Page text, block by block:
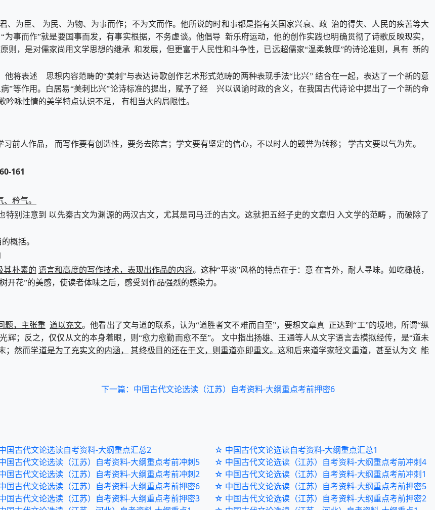
、为臣、 为民、为物、为事而作；不为文而作。他所说的时和事都是指有关国家兴衰、政 治的得失、人民的疾苦等大
事而作”就是要国事而发，有事实根据，不务虚谈。他倡导 新乐府运动，他的创作实践也明确贯彻了诗歌反映现实，
则，是对儒家尚用文学思想的继承 和发展，但更富于人民性和斗争性，已远超儒家“温柔敦厚”的诗论准则，具有 新的
他将表述 思想内容范畴的“美刺”与表达诗歌创作艺术形式范畴的两种表现手法“比兴” 结合在一起，表达了一个新的意
”等作用。白居易“美刺比兴”论诗标准的提出，赋予了经 兴以讽谕时政的含义，在我国古代诗论中提出了一个新的命
咏性情的美学特点认识不足， 有相当大的局限性。
前人作品， 而写作要有创造性，要务去陈言；学文要有坚定的信心，不以时人的毁誉为转移； 学古文要以气为先。
161
矜气。
特别注意到 以先秦古文为渊源的两汉古文，尤其是司马迁的古文。这就把五经子史的文章归 入文学的范畴 ，而破除了
概括。
其朴素的 语言和高度的写作技术，表现出作品的内容。这种“平淡”风格的特点在于：意 在言外，耐人寻味。如吃橄榄，
花”的美感，使读者体味之后，感受到作品强烈的感染力。
题，主张重 道以充文。他看出了文与道的联系，认为“道胜者文不难而自至”，要想文章真 正达到“工”的境地，所谓“纵
；反之，仅仅从文的本身着眼，则“愈力愈勤而愈不至”。 文中指出扬雄、王通等人从文字语言去模拟经传，是“道未
；然而学道是为了充实文的内涵， 其终极目的还在于文，则重道亦即重文。这和后来道学家轻文重道，甚至认为文 能
下一篇：中国古代文论选读（江苏）自考资料-大纲重点考前押密6
国古代文论选读自考资料-大纲重点汇总2
☆ 中国古代文论选读自考资料-大纲重点汇总1
国古代文论选读（江苏）自考资料-大纲重点考前冲刺5
☆ 中国古代文论选读（江苏）自考资料-大纲重点考前冲刺4
国古代文论选读（江苏）自考资料-大纲重点考前冲刺2
☆ 中国古代文论选读（江苏）自考资料-大纲重点考前冲刺1
国古代文论选读（江苏）自考资料-大纲重点考前押密6
☆ 中国古代文论选读（江苏）自考资料-大纲重点考前押密5
国古代文论选读（江苏）自考资料-大纲重点考前押密3
☆ 中国古代文论选读（江苏）自考资料-大纲重点考前押密2